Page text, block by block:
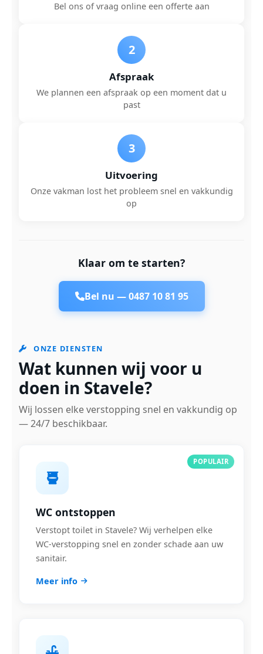
Bel ons of vraag online een offerte aan
2
Afspraak
We plannen een afspraak op een moment dat u
past
3
Uitvoering
Onze vakman lost het probleem snel en vakkundig
op
Klaar om te starten?
Bel nu —0487 10 81 95
ONZE DIENSTEN
Wat kunnen wij voor u
doen in Stavele?
Wij lossen elke verstopping snel en vakkundig op
— 24/7 beschikbaar.
POPULAIR
WC ontstoppen
Verstopt toilet in Stavele? Wij verhelpen elke
WC-verstopping snel en zonder schade aan uw
sanitair.
Meer info